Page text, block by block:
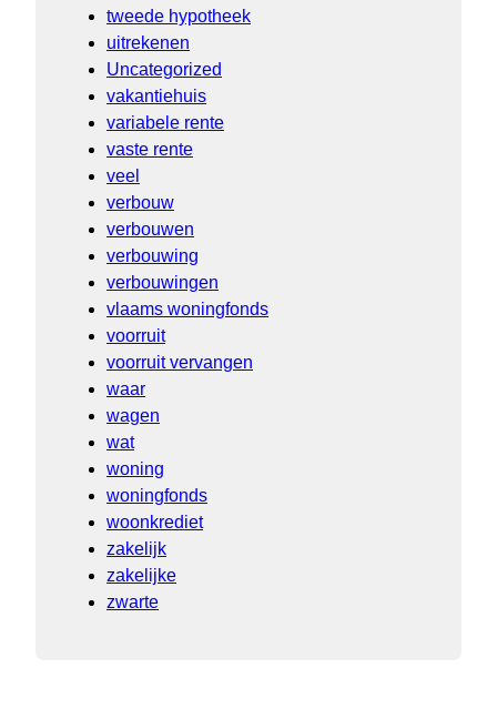
tweede hypotheek
uitrekenen
Uncategorized
vakantiehuis
variabele rente
vaste rente
veel
verbouw
verbouwen
verbouwing
verbouwingen
vlaams woningfonds
voorruit
voorruit vervangen
waar
wagen
wat
woning
woningfonds
woonkrediet
zakelijk
zakelijke
zwarte